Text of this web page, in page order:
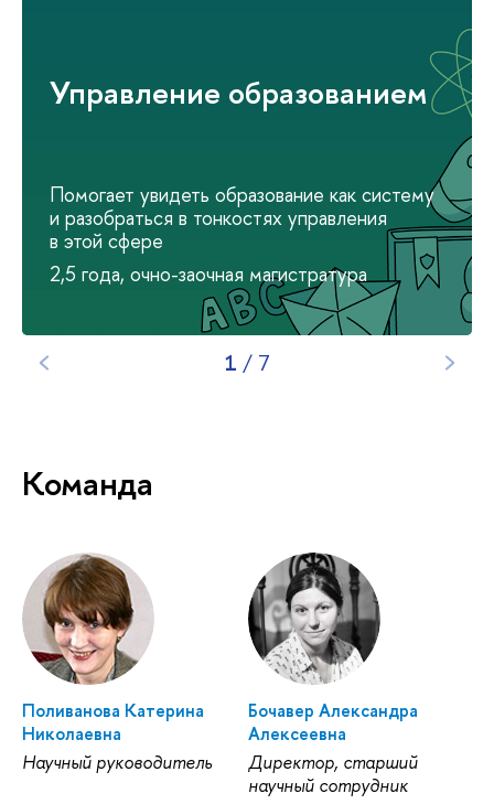
Управление образованием
Помогает увидеть образование как систему
и разобраться в тонкостях управления
в этой сфере
2,5 года, очно-заочная магистратура
1 / 7
Команда
Поливанова Катерина
Николаевна
Научный руководитель
Бочавер Александра
Алексеевна
Директор, старший
научный сотрудник